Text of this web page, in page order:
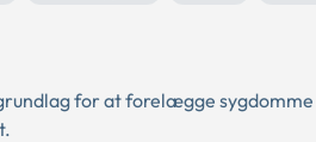
for at forelægge